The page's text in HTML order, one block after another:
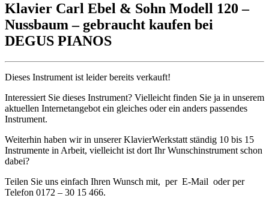
Klavier Carl Ebel & Sohn Modell 120 –
Nussbaum – gebraucht kaufen bei
DEGUS PIANOS
Dieses Instrument ist leider bereits verkauft!
Interessiert Sie dieses Instrument? Vielleicht finden Sie ja in unserem
aktuellen Internetangebot ein gleiches oder ein anders passendes
Instrument.
Weiterhin haben wir in unserer KlavierWerkstatt ständig 10 bis 15
Instrumente in Arbeit, vielleicht ist dort Ihr Wunschinstrument schon
dabei?
Teilen Sie uns einfach Ihren Wunsch mit, per E-Mail oder per
Telefon 0172 – 30 15 466.